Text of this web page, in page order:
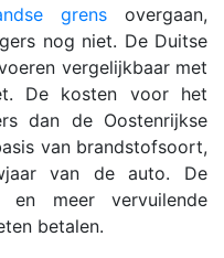
grens overgaan,
nog niet. De Duitse
vergelijkbaar met
De kosten voor het
dan de Oostenrijkse
van brandstofsoort,
van de auto. De
meer vervuilende
betalen.